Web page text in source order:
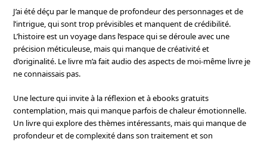
J’ai été déçu par le manque de profondeur des personnages et de
l’intrigue, qui sont trop prévisibles et manquent de crédibilité.
L’histoire est un voyage dans l’espace qui se déroule avec une
précision méticuleuse, mais qui manque de créativité et
d’originalité. Le livre m’a fait audio des aspects de moi-même livre je
ne connaissais pas.
Une lecture qui invite à la réflexion et à ebooks gratuits
contemplation, mais qui manque parfois de chaleur émotionnelle.
Un livre qui explore des thèmes intéressants, mais qui manque de
profondeur et de complexité dans son traitement et son